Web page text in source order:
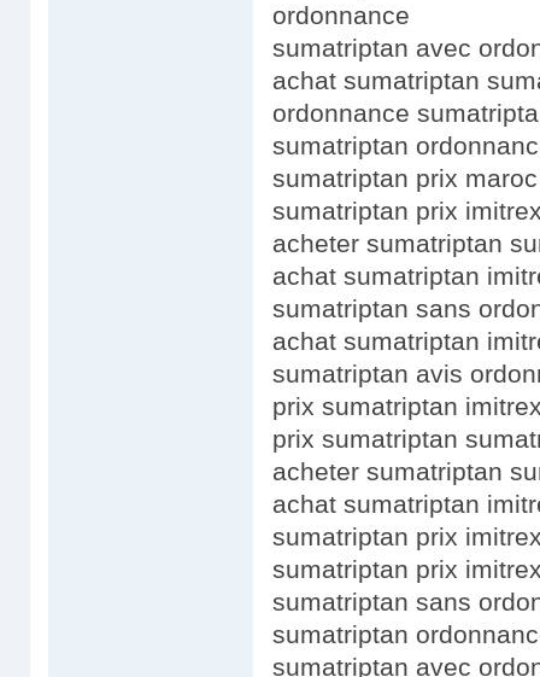
ordonnance
sumatriptan avec
achat sumatriptan
ordonnance
sumatriptan
sumatriptan prix
sumatriptan prix
acheter sumatriptan
achat sumatriptan
sumatriptan sans
achat sumatriptan
sumatriptan avis
prix sumatriptan
prix sumatriptan
acheter sumatriptan
achat sumatriptan
sumatriptan prix
sumatriptan prix
sumatriptan sans
sumatriptan
sumatriptan avec